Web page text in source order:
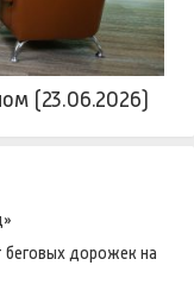
(23.06.2026)
дорожек на